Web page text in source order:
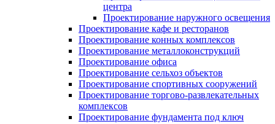
центра
Проектирование наружного освещения
Проектирование кафе и ресторанов
Проектирование конных комплексов
Проектирование металлоконструкций
Проектирование офиса
Проектирование сельхоз объектов
Проектирование спортивных сооружений
Проектирование торгово-развлекательных
комплексов
Проектирование фундамента под ключ